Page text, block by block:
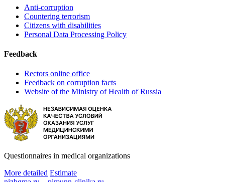
Anti-corruption
Countering terrorism
Citizens with disabilities
Personal Data Processing Policy
Feedback
Rectors online office
Feedback on corruption facts
Website of the Ministry of Health of Russia
Questionnaires in medical organizations
More detailed Estimate